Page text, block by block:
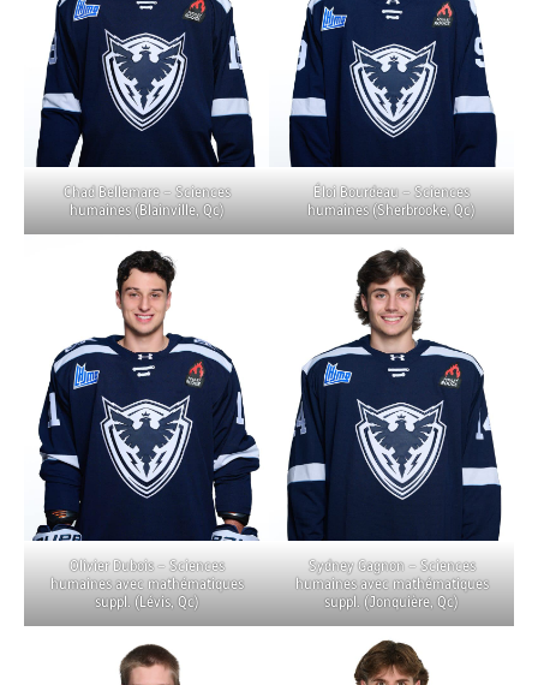
Chad Bellemare – Sciences
humaines (Blainville, Qc)
Éloi Bourdeau – Sciences
humaines (Sherbrooke, Qc)
Olivier Dubois – Sciences
humaines avec mathématiques
suppl. (Lévis, Qc)
Sydney Gagnon – Sciences
humaines avec mathématiques
suppl. (Jonquière, Qc)